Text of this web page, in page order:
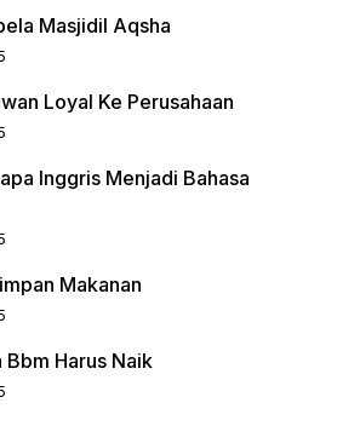
Masjidil Aqsha
Loyal Ke Perusahaan
Inggris Menjadi Bahasa
Makanan
Bbm Harus Naik